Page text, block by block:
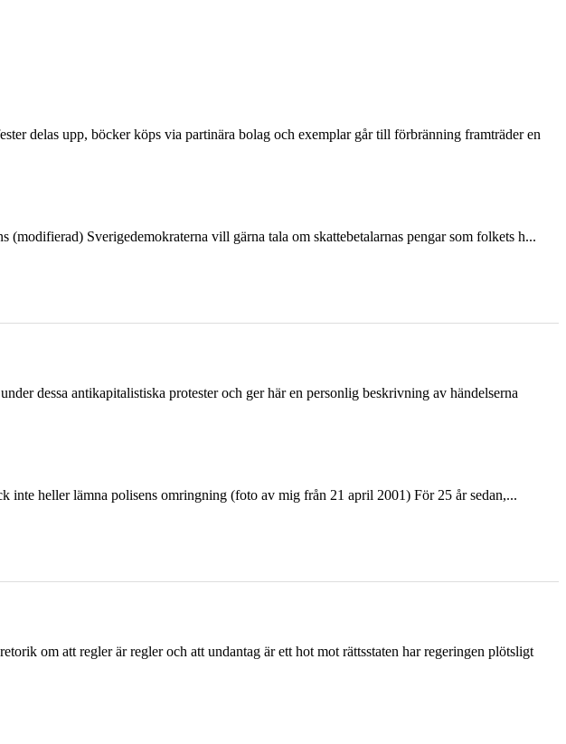
delas upp, böcker köps via partinära bolag och exemplar går till förbränning framträder en
Sverigedemokraterna vill gärna tala om skattebetalarnas pengar som folkets h...
dessa antikapitalistiska protester och ger här en personlig beskrivning av händelserna
heller lämna polisens omringning (foto av mig från 21 april 2001) För 25 år sedan,...
om att regler är regler och att undantag är ett hot mot rättsstaten har regeringen plötsligt